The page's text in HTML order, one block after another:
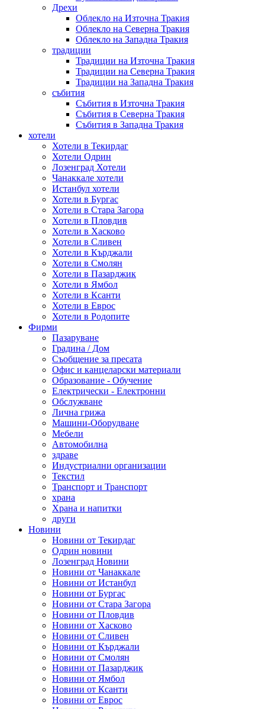
Дрехи
Облекло на Източна Тракия
Облекло на Северна Тракия
Облекло на Западна Тракия
традиции
Традиции на Източна Тракия
Традиции на Северна Тракия
Традиции на Западна Тракия
събития
Събития в Източна Тракия
Събития в Северна Тракия
Събития в Западна Тракия
хотели
Хотели в Текирдаг
Хотели Одрин
Лозенград Хотели
Чанаккале хотели
Истанбул хотели
Хотели в Бургас
Хотели в Стара Загора
Хотели в Пловдив
Хотели в Хасково
Хотели в Сливен
Хотели в Кърджали
Хотели в Смолян
Хотели в Пазарджик
Хотели в Ямбол
Хотели в Ксанти
Хотели в Еврос
Хотели в Родопите
Фирми
Пазаруване
Градина / Дом
Съобщение за пресата
Офис и канцеларски материали
Образование - Обучение
Електрически - Електронни
Обслужване
Лична грижа
Машини-Оборудване
Мебели
Автомобилна
здраве
Индустриални организации
Текстил
Транспорт и Транспорт
храна
Храна и напитки
други
Новини
Новини от Текирдаг
Одрин новини
Лозенград Новини
Новини от Чанаккале
Новини от Истанбул
Новини от Бургас
Новини от Стара Загора
Новини от Пловдив
Новини от Хасково
Новини от Сливен
Новини от Кърджали
Новини от Смолян
Новини от Пазарджик
Новини от Ямбол
Новини от Ксанти
Новини от Еврос